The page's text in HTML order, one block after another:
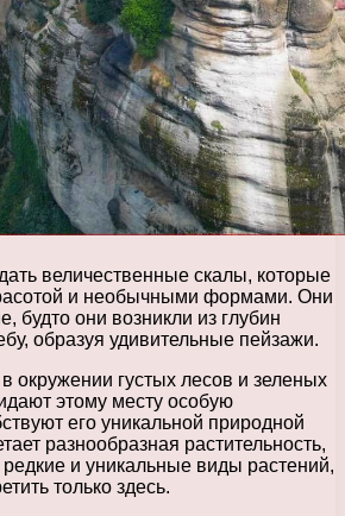
величественные скалы, которые
и необычными формами. Они
будто они возникли из глубин
образуя удивительные пейзажи.
окружении густых лесов и зеленых
этому месту особую
его уникальной природной
разнообразная растительность,
и уникальные виды растений,
только здесь.